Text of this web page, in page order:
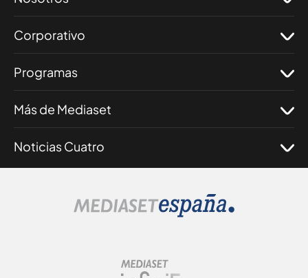
Corporativo
Programas
Más de Mediaset
Noticias Cuatro